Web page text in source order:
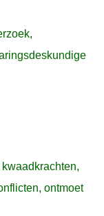
ontmoet